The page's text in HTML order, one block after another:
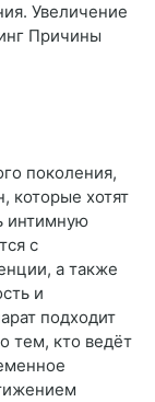
Увеличение
Причины
поколения,
которые хотят
интимную
с
а также
и
подходит
тем, кто ведёт